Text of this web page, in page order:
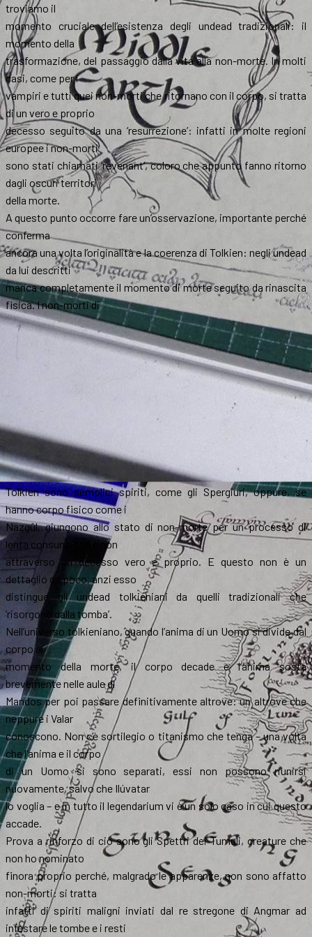
troviamo il
momento cruciale dell’esistenza degli undead tradizionali: il
momento della
trasformazione, del passaggio dalla vita alla non-morte. In molti
casi, come per i
vampiri e tutti quei non-morti che ritornano con il corpo, si tratta
di un vero e proprio
decesso seguito da una ‘resurrezione’: infatti in molte regioni
europee i non-morti
sono stati chiamati ‘revenant’, coloro che appunto fanno ritorno
dagli oscuri territori
della morte.
A questo punto occorre fare un’osservazione, importante perché
conferma
ancora una volta l’originalità e la coerenza di Tolkien: negli undead
da lui descritti
manca completamente il momento di morte seguito da rinascita
fisica. I non-morti di
Tolkien sono semplici spiriti, come gli Spergiuri, oppure, se
hanno corpo fisico come i
Nazgûl, giungono allo stato di non-morte per un processo di
lenta consunzione e non
attraverso un decesso vero e proprio. E questo non è un
dettaglio da poco, anzi esso
distingue gli undead tolkieniani da quelli tradizionali che
‘risorgono dalla tomba’.
Nell’universo tolkieniano, quando l’anima di un Uomo si divide dal
corpo al
momento della morte, il corpo decade e l’anima sosta
brevemente nelle aule di
Mandos per poi passare definitivamente altrove: un altrove che
neppure i Valar
conoscono. Non c’è sortilegio o titanismo che tenga – una volta
che l’anima e il corpo
di un Uomo si sono separati, essi non possono riunirsi
nuovamente, salvo che Ilúvatar
lo voglia – e in tutto il legendarium vi è un solo caso in cui questo
accade.
Prova a rinforzo di ciò sono gli Spettri dei Tumuli, creature che
non ho nominato
finora proprio perché, malgrado le apparenze, non sono affatto
non-morti: si tratta
infatti di spiriti maligni inviati dal re stregone di Angmar ad
infestare le tombe e i resti